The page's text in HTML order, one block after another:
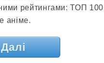
рейтингами: ТОП
аніме.
Далі